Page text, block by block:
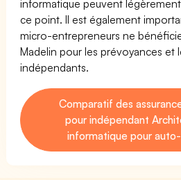
informatique peuvent
ce point. Il est également
micro-entrepreneurs ne
Madelin pour les prévoyances et
indépendants.
Comparatif des
pour indépendant
informatique pour